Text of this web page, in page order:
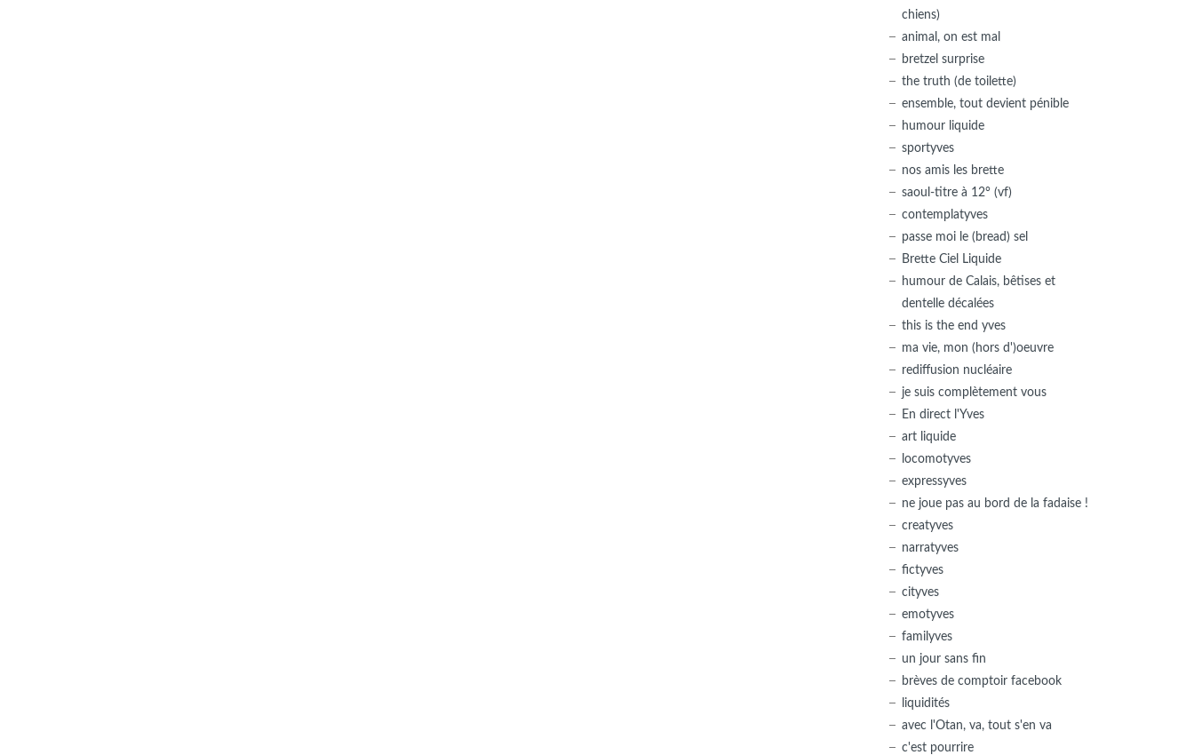
chiens)
animal, on est mal
bretzel surprise
the truth (de toilette)
ensemble, tout devient pénible
humour liquide
sportyves
nos amis les brette
saoul-titre à 12° (vf)
contemplatyves
passe moi le (bread) sel
Brette Ciel Liquide
humour de Calais, bêtises et
dentelle décalées
this is the end yves
ma vie, mon (hors d')oeuvre
rediffusion nucléaire
je suis complètement vous
En direct l'Yves
art liquide
locomotyves
expressyves
ne joue pas au bord de la fadaise !
creatyves
narratyves
fictyves
cityves
emotyves
familyves
un jour sans fin
brèves de comptoir facebook
liquidités
avec l'Otan, va, tout s'en va
c'est pourrire